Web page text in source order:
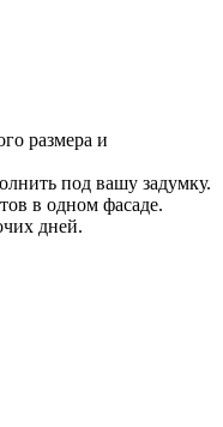
размера и
под вашу задумку.
в одном фасаде.
дней.